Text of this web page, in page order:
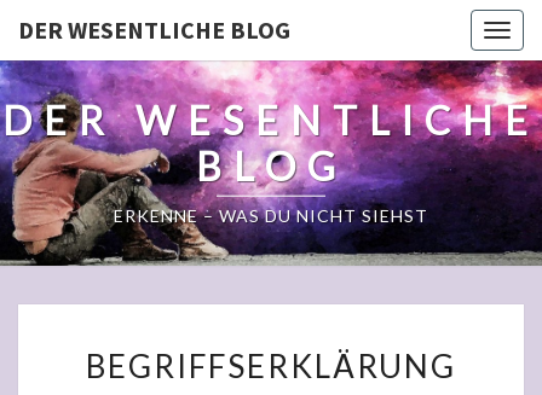
DER WESENTLICHE BLOG
DER WESENTLICHE
BLOG
ERKENNE – WAS DU NICHT SIEHST
BEGRIFFSERKLÄRUNG